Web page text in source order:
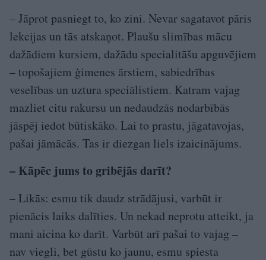
– Jāprot pasniegt to, ko zini. Nevar sagatavot pāris
lekcijas un tās atskaņot. Plaušu slimības mācu
dažādiem kursiem, dažādu specialitāšu apguvējiem
– topošajiem ģimenes ārstiem, sabiedrības
veselības un uztura speciālistiem. Katram vajag
mazliet citu rakursu un nedaudzās nodarbībās
jāspēj iedot būtiskāko. Lai to prastu, jāgatavojas,
pašai jāmācās. Tas ir diezgan liels izaicinājums.
– Kāpēc jums to gribējās darīt?
– Likās: esmu tik daudz strādājusi, varbūt ir
pienācis laiks dalīties. Un nekad neprotu atteikt, ja
mani aicina ko darīt. Varbūt arī pašai to vajag –
nav viegli, bet gūstu ko jaunu, esmu spiesta